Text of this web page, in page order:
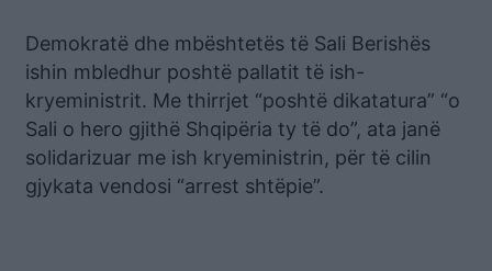
Demokratë dhe mbështetës të Sali Berishës
ishin mbledhur poshtë pallatit të ish-
kryeministrit. Me thirrjet “poshtë dikatatura” “o
Sali o hero gjithë Shqipëria ty të do”, ata janë
solidarizuar me ish kryeministrin, për të cilin
gjykata vendosi “arrest shtëpie”.